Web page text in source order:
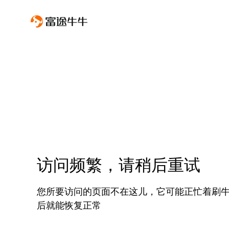
访问频繁，请稍后重试
您所要访问的页面不在这儿，它可能正忙着刷
后就能恢复正常